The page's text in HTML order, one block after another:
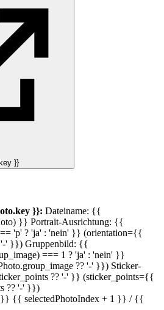
}}
}}: Dateiname: {{
}} Portrait-Ausrichtung: {{
'p' ? 'ja' : 'nein' }} (orientation={{
'-' }}) Gruppenbild: {{
=== 1 ? 'ja' : 'nein' }}
?? '-' }}) Sticker-
?? '-' }} (sticker_points={{
?? '-' }})
}} {{ selectedPhotoIndex + 1 }} / {{